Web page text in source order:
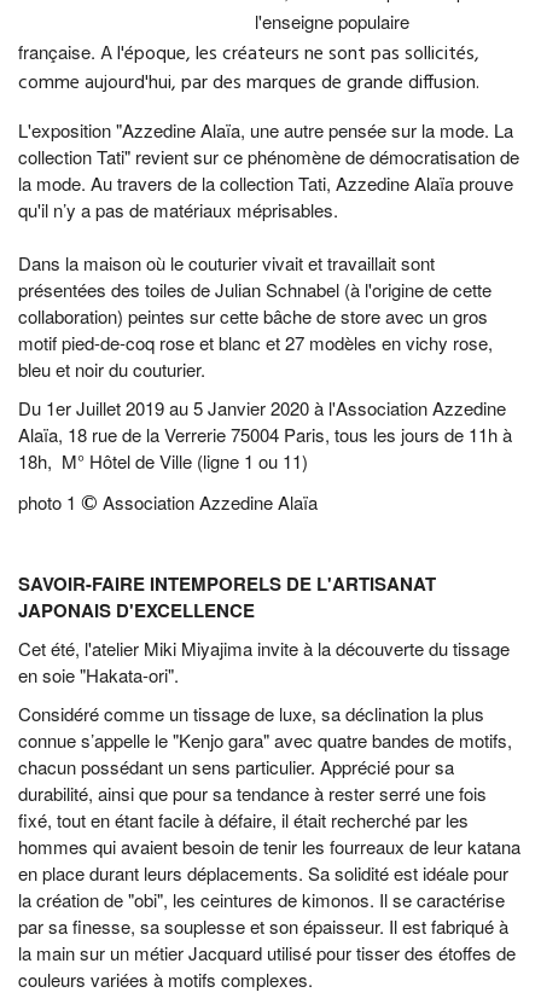
l'enseigne populaire
française. Al'époque, les créateurs ne sont pas sollicités,
comme aujourd'hui, par des marques de grande diffusion.
L'exposition "Azzedine Alaïa, une autre pensée sur la mode. La
collection Tati" revient sur ce phénomène de démocratisation de
la mode. Au travers de la collection Tati, Azzedine Alaïaprouve
qu'il n’y a pas de matériaux méprisables.
Dans la maison où le couturier vivait et travaillait sont
présentées des toiles de Julian Schnabel (à l'origine de cette
collaboration) peintes sur cette bâche de store avec un gros
motif pied-de-coq rose et blanc et 27 modèles en vichy rose,
bleu et noir du couturier.
Du 1er Juillet 2019 au 5 Janvier 2020 à l'Association Azzedine
Alaïa, 18 rue de la Verrerie 75004 Paris, tous les jours de 11h à
18h, M° Hôtel de Ville (ligne 1 ou 11)
photo 1 © Association Azzedine Alaïa
SAVOIR-FAIRE INTEMPORELS DE L'ARTISANAT
JAPONAIS D'EXCELLENCE
Cet été, l'atelier Miki Miyajima invite à la découverte du tissage
en soie "Hakata-ori".
Considéré comme un tissage de luxe, sa déclination la plus
connue s’appelle le "Kenjo gara" avec quatre bandes de motifs,
chacun possédant un sens particulier. Apprécié pour sa
durabilité, ainsi que pour sa tendance à rester serré une fois
fixé, tout en étant facile à défaire, il était recherché par les
hommes qui avaient besoin de tenir les fourreaux de leur katana
en place durant leurs déplacements. Sa solidité est idéale pour
la création de "obi", les ceintures de kimonos. Il se caractérise
par sa finesse, sa souplesse et son épaisseur. Il est fabriqué à
la main sur un métier Jacquard utilisé pour tisser des étoffes de
couleurs variées à motifs complexes.